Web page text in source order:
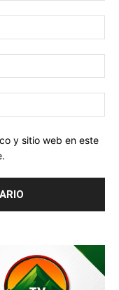
y sitio web en este